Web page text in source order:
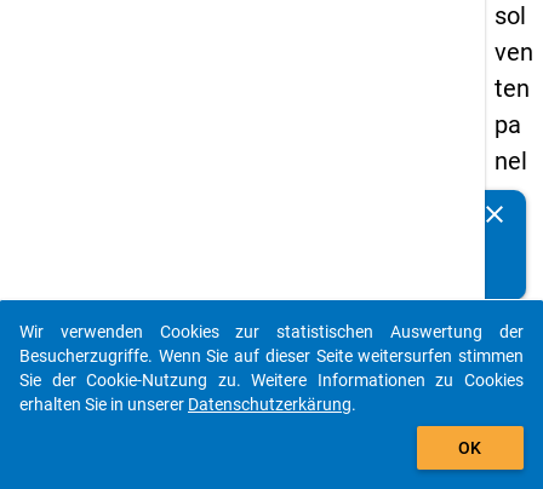
sol
ven
ten
pa
nel
s
-
zw
eit
clear
auto_stories
add_shopping_cart
Wir verwenden Cookies zur statistischen Auswertung der
Besucherzugriffe. Wenn Sie auf dieser Seite weitersurfen stimmen
Sie der Cookie-Nutzung zu. Weitere Informationen zu Cookies
erhalten Sie in unserer Datenschutzerkärung.
OK